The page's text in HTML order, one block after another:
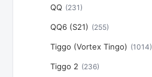
QQ (231)
QQ6 (S21) (255)
Tiggo (Vortex Tingo) (1014)
Tiggo 2 (236)